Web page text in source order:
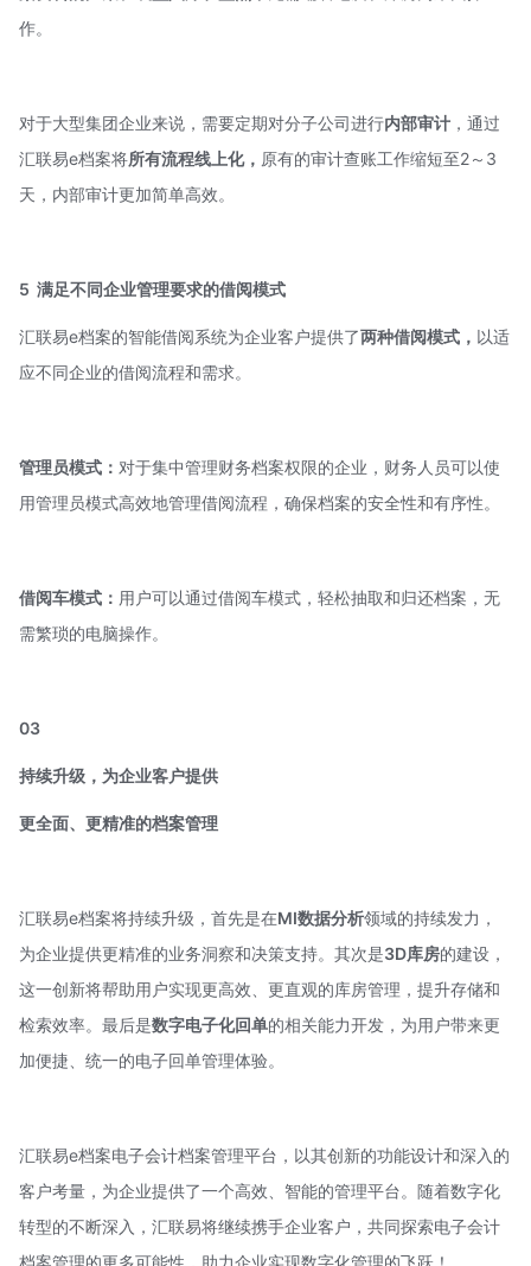
作。
对于大型集团企业来说，需要定期对分子公司进行内部审计 ，通过
汇联易e档案将所有流程线上化， 原有的审计查账工作缩短至2～3
天，内部审计更加简单高效。
5 满足不同企业管理要求的借阅模式
汇联易e档案的智能借阅系统为企业客户提供了两种借阅模式， 以适
应不同企业的借阅流程和需求。
管理员模式： 对于集中管理财务档案权限的企业，财务人员可以使
用管理员模式高效地管理借阅流程，确保档案的安全性和有序性。
借阅车模式： 用户可以通过借阅车模式，轻松抽取和归还档案，无
需繁琐的电脑操作。
03
持续升级，为企业客户提供
更全面、更精准的档案管理
汇联易e档案将持续升级，首先是在MI数据分析领域的持续发力，
为企业提供更精准的业务洞察和决策支持。其次是3D库房的建设，
这一创新将帮助用户实现更高效、更直观的库房管理，提升存储和
检索效率。最后是数字电子化回单的相关能力开发，为用户带来更
加便捷、统一的电子回单管理体验。
汇联易e档案电子会计档案管理平台，以其创新的功能设计和深入的
客户考量，为企业提供了一个高效、智能的管理平台。随着数字化
转型的不断深入，汇联易将继续携手企业客户，共同探索电子会计